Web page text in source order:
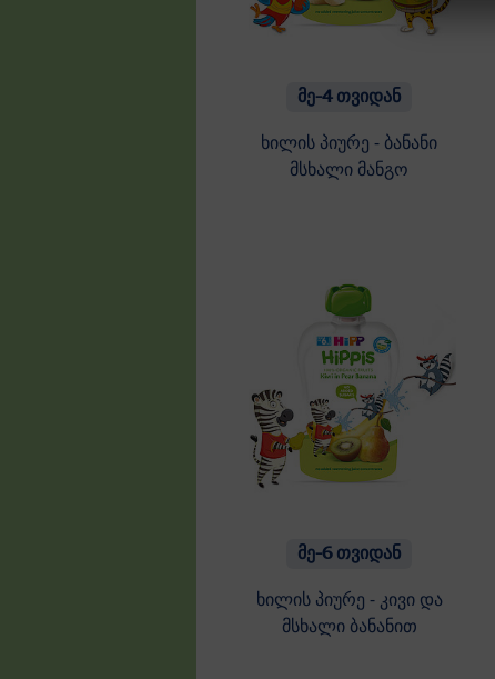
მე-4 თვიდან
ხილის პიურე - ბანანი
მსხალი მანგო
მე-6 თვიდან
ხილის პიურე - კივი და
მსხალი ბანანით